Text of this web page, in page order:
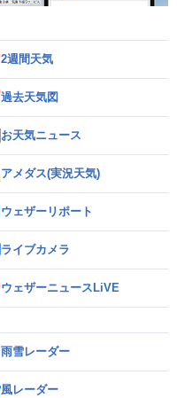
2週間天気
過去天気図
お天気ニュース
アメダス(実況天気)
ウェザーリポート
ライブカメラ
ウェザーニュースLiVE
雨雪レーダー
風レーダー